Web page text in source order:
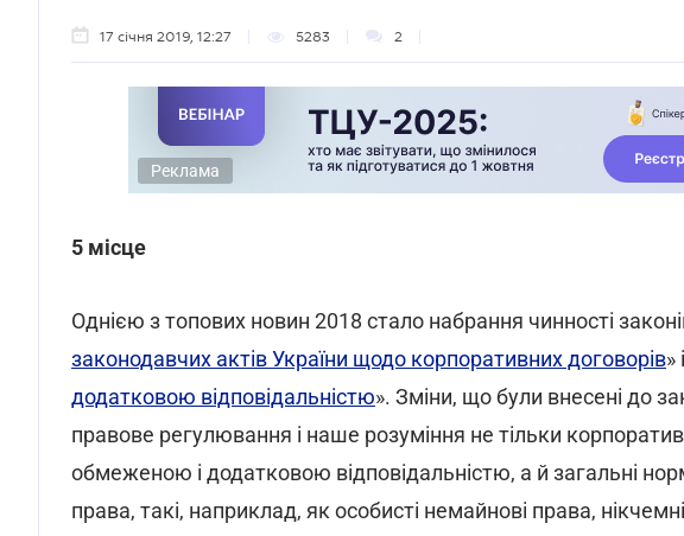
17 січня 2019, 12:27 5283 2
Реклама
5 місце
Однією з топових новин 2018 стало набрання чинності
законодавчих актів України щодо корпоративних договорів»
додатковою відповідальністю». Зміни, що були внесені до
правове регулювання і наше розуміння не тільки
обмеженою і додатковою відповідальністю, а й загальні
права, такі, наприклад, як особисті немайнові права,